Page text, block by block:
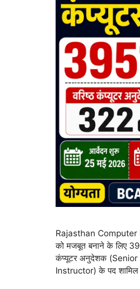
Rajasthan Computer
को मजबूत बनाने के लिए
कंप्यूटर अनुदेशक
Instructor) के पद शामिल